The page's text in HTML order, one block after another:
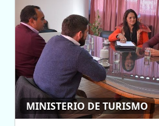
MINISTERIO DE TURISMO